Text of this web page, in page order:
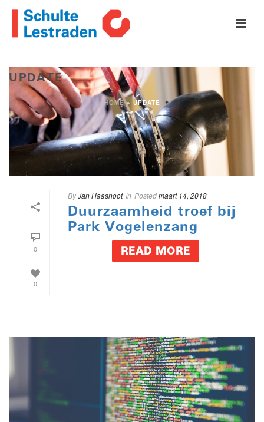
UPDATE
HOME»UPDATE
0
0
ByJan Haasnoot In Postedmaart 14, 2018
Duurzaamheid troef bij
Park Vogelenzang
READ MORE